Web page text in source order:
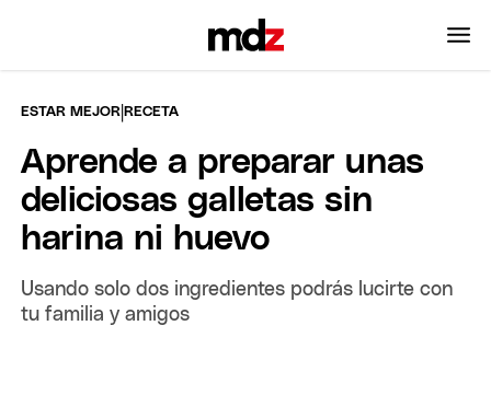
ESTAR MEJOR |RECETA
Aprende a preparar unas
deliciosas galletas sin
harina ni huevo
Usando solo dos ingredientes podrás lucirte con
tu familia y amigos